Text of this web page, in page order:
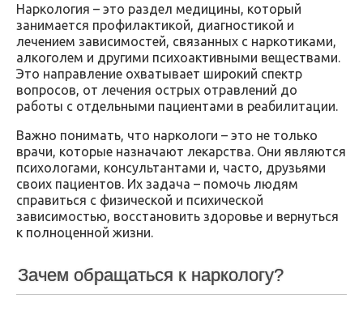
Наркология – это раздел медицины, который
занимается профилактикой, диагностикой и
лечением зависимостей, связанных с наркотиками,
алкоголем и другими психоактивными веществами.
Это направление охватывает широкий спектр
вопросов, от лечения острых отравлений до
работы с отдельными пациентами в реабилитации.
Важно понимать, что наркологи – это не только
врачи, которые назначают лекарства. Они являются
психологами, консультантами и, часто, друзьями
своих пациентов. Их задача – помочь людям
справиться с физической и психической
зависимостью, восстановить здоровье и вернуться
к полноценной жизни.
Зачем обращаться к наркологу?